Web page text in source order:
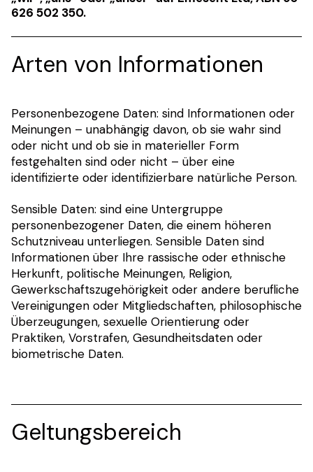
626 502 350.
Arten von Informationen
Personenbezogene Daten: sind Informationen oder
Meinungen – unabhängig davon, ob sie wahr sind
oder nicht und ob sie in materieller Form
festgehalten sind oder nicht – über eine
identifizierte oder identifizierbare natürliche Person.
Sensible Daten: sind eine Untergruppe
personenbezogener Daten, die einem höheren
Schutzniveau unterliegen. Sensible Daten sind
Informationen über Ihre rassische oder ethnische
Herkunft, politische Meinungen, Religion,
Gewerkschaftszugehörigkeit oder andere berufliche
Vereinigungen oder Mitgliedschaften, philosophische
Überzeugungen, sexuelle Orientierung oder
Praktiken, Vorstrafen, Gesundheitsdaten oder
biometrische Daten.
Geltungsbereich